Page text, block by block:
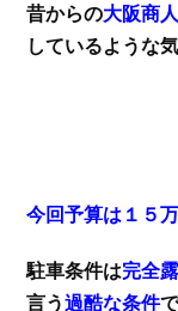
昔からの大阪商
しているような
今回予算は１５
駐車条件は完全
言う過酷な条件